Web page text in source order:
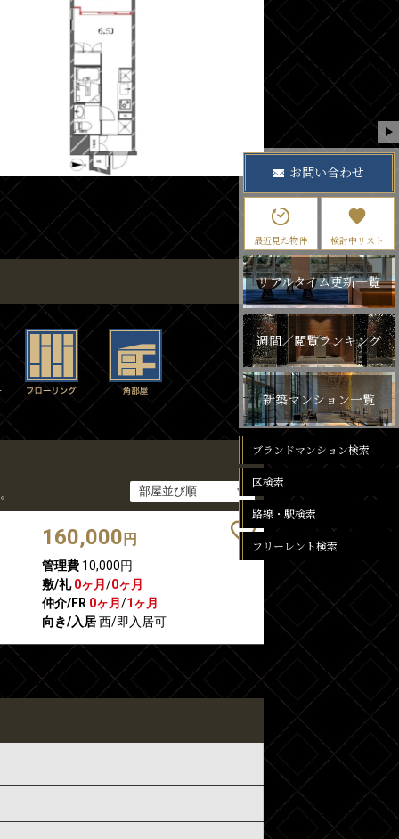
160,000 円
管理費10,000円
敷/礼 0ヶ月 /0ヶ月
仲介/FR 0ヶ月 /1ヶ月
向き/入居西/即入居可
お問い合わせ
最近見た物件 検討中リスト
リアルタイム更新一覧
週間／閲覧ランキング
新築マンション一覧
ブランドマンション検索
区検索
路線・駅検索
フリーレント検索